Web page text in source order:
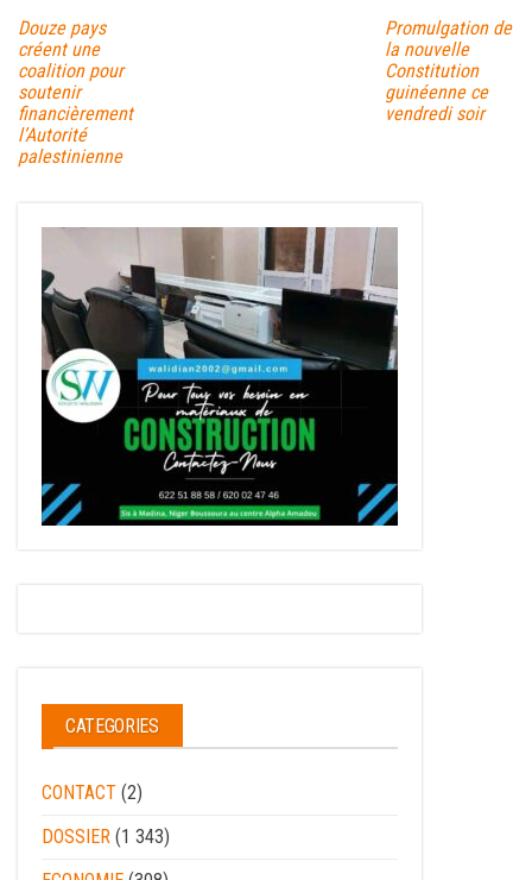
Douze pays
créent une
coalition pour
soutenir
financièrement
l’Autorité
palestinienne
Promulgation de
la nouvelle
Constitution
guinéenne ce
vendredi soir
CATEGORIES
CONTACT (2)
DOSSIER (1 343)